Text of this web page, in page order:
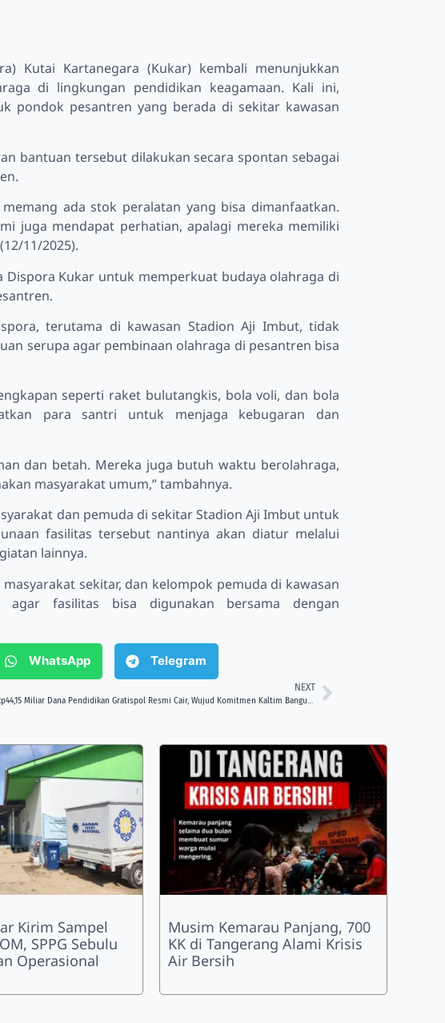
Kutai Kartanegara (Kukar) kembali menunjukkan
di lingkungan pendidikan keagamaan. Kali ini,
pondok pesantren yang berada di sekitar kawasan
bantuan tersebut dilakukan secara spontan sebagai
ada stok peralatan yang bisa dimanfaatkan.
juga mendapat perhatian, apalagi mereka memiliki
11/2025).
Kukar untuk memperkuat budaya olahraga di
terutama di kawasan Stadion Aji Imbut, tidak
serupa agar pembinaan olahraga di pesantren bisa
seperti raket bulutangkis, bola voli, dan bola
para santri untuk menjaga kebugaran dan
dan betah. Mereka juga butuh waktu berolahraga,
masyarakat umum,” tambahnya.
dan pemuda di sekitar Stadion Aji Imbut untuk
fasilitas tersebut nantinya akan diatur melalui
lainnya.
sekitar, dan kelompok pemuda di kawasan
fasilitas bisa digunakan bersama dengan
WhatsApp Telegram
NEXT
Rp44,15 Miliar Dana Pendidikan Gratispol Resmi Cair, Wujud Komitmen Kaltim Bangun Generasi Emas
Kirim Sampel
SPPG Sebulu
Operasional
Musim Kemarau Panjang, 700
KK di Tangerang Alami Krisis
Air Bersih